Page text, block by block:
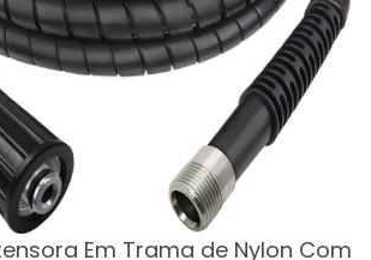
Em Trama de Nylon Com